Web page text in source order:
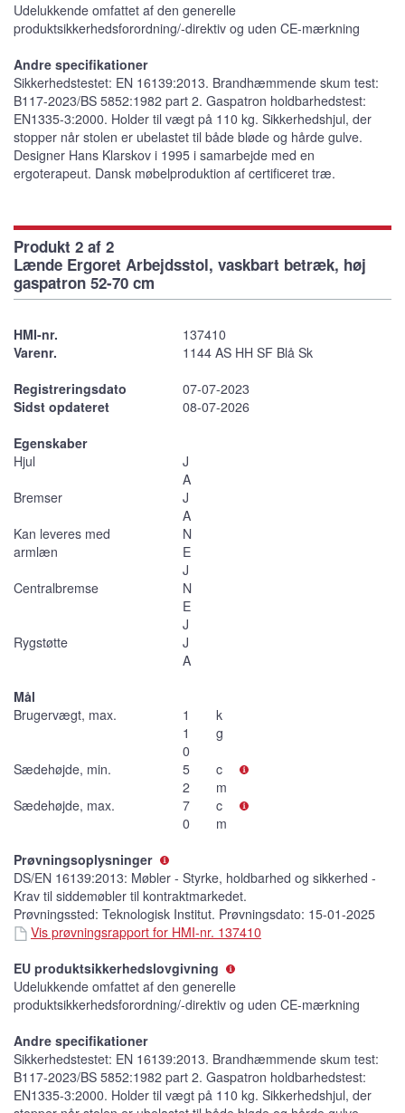
Udelukkende omfattet af den generelle
produktsikkerhedsforordning/-direktiv og uden CE-mærkning
Andre specifikationer
Sikkerhedstestet: EN 16139:2013. Brandhæmmende skum test:
B117-2023/BS 5852:1982 part 2. Gaspatron holdbarhedstest:
EN1335-3:2000. Holder til vægt på 110 kg. Sikkerhedshjul, der
stopper når stolen er ubelastet til både bløde og hårde gulve.
Designer Hans Klarskov i 1995 i samarbejde med en
ergoterapeut. Dansk møbelproduktion af certificeret træ.
Produkt 2 af 2
Lænde Ergoret Arbejdsstol, vaskbart betræk, høj
gaspatron 52-70 cm
HMI-nr.
137410
Varenr.
1144 AS HH SF Blå Sk
Registreringsdato
07-07-2023
Sidst opdateret
08-07-2026
Egenskaber
Hjul
J
A
Bremser
J
A
Kan leveres med
armlæn
N
E
J
Centralbremse
N
E
J
Rygstøtte
J
A
Mål
Brugervægt, max.
1
1
0
k
g
Sædehøjde, min.
5
2
c
m
Sædehøjde, max.
7
0
c
m
Prøvningsoplysninger
DS/EN 16139:2013: Møbler - Styrke, holdbarhed og sikkerhed -
Krav til siddemøbler til kontraktmarkedet.
Prøvningssted: Teknologisk Institut. Prøvningsdato: 15-01-2025
Vis prøvningsrapport for HMI-nr. 137410
EU produktsikkerhedslovgivning
Udelukkende omfattet af den generelle
produktsikkerhedsforordning/-direktiv og uden CE-mærkning
Andre specifikationer
Sikkerhedstestet: EN 16139:2013. Brandhæmmende skum test:
B117-2023/BS 5852:1982 part 2. Gaspatron holdbarhedstest:
EN1335-3:2000. Holder til vægt på 110 kg. Sikkerhedshjul, der